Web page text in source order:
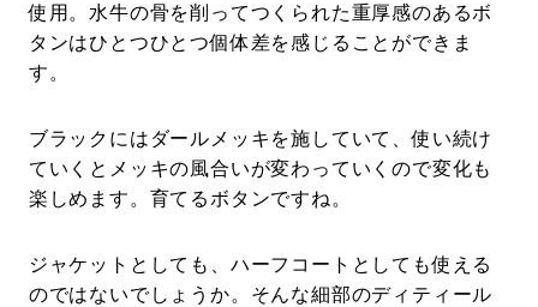
使用。水牛の骨を削ってつくられた重厚感のあるボ
タンはひとつひとつ個体差を感じることができま
す。
ブラックにはダールメッキを施していて、使い続け
ていくとメッキの風合いが変わっていくので変化も
楽しめます。育てるボタンですね。
ジャケットとしても、ハーフコートとしても使える
のではないでしょうか。そんな細部のディティール